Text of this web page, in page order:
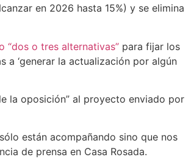
en 2026 hasta 15%) y se elimina
“dos o tres alternativas” para fijar los
a ‘generar la actualización por algún
la oposición” al proyecto enviado por
están acompañando sino que nos
de prensa en Casa Rosada.